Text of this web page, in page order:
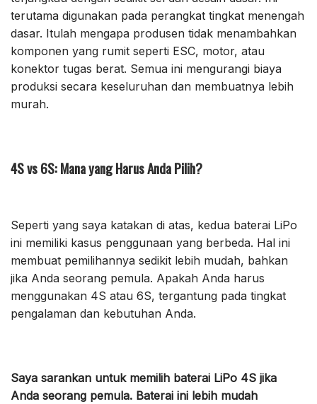
terutama digunakan pada perangkat tingkat menengah
dasar. Itulah mengapa produsen tidak menambahkan
komponen yang rumit seperti ESC, motor, atau
konektor tugas berat. Semua ini mengurangi biaya
produksi secara keseluruhan dan membuatnya lebih
murah.
4S vs 6S: Mana yang Harus Anda Pilih?
Seperti yang saya katakan di atas, kedua baterai LiPo
ini memiliki kasus penggunaan yang berbeda. Hal ini
membuat pemilihannya sedikit lebih mudah, bahkan
jika Anda seorang pemula. Apakah Anda harus
menggunakan 4S atau 6S, tergantung pada tingkat
pengalaman dan kebutuhan Anda.
Saya sarankan untuk memilih baterai LiPo 4S jika
Anda seorang pemula. Baterai ini lebih mudah